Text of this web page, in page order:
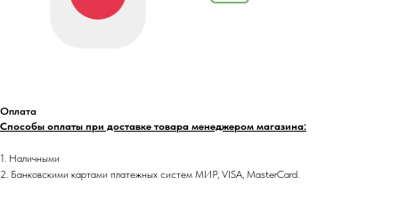
Оплата
Способы оплаты при доставке товара менеджером магазина:
1. Наличными
2. Банковскими картами платежных систем МИР, VISA, MasterCard.